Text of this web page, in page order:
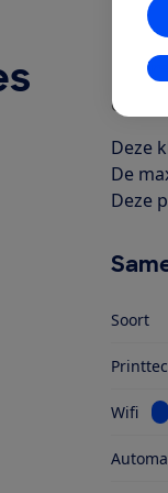
Deze
De
Deze
Soort
Wifi